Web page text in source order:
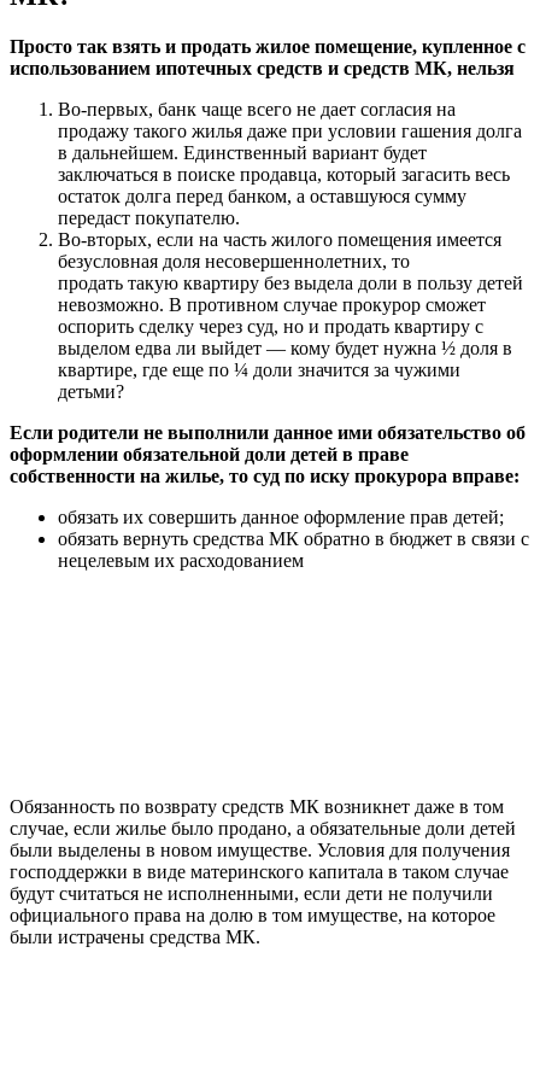
Просто так взять и продать жилое помещение, купленное с
использованием ипотечных средств и средств МК, нельзя
Во-первых, банк чаще всего не дает согласия на
продажу такого жилья даже при условии гашения долга
в дальнейшем. Единственный вариант будет
заключаться в поиске продавца, который загасить весь
остаток долга перед банком, а оставшуюся сумму
передаст покупателю.
Во-вторых, если на часть жилого помещения имеется
безусловная доля несовершеннолетних, то
продать такую квартиру без выдела доли в пользу детей
невозможно. В противном случае прокурор сможет
оспорить сделку через суд, но и продать квартиру с
выделом едва ли выйдет — кому будет нужна ½ доля в
квартире, где еще по ¼ доли значится за чужими
детьми?
Если родители не выполнили данное ими обязательство об
оформлении обязательной доли детей в праве
собственности на жилье, то суд по иску прокурора вправе:
обязать их совершить данное оформление прав детей;
обязать вернуть средства МК обратно в бюджет в связи с
нецелевым их расходованием
Обязанность по возврату средств МК возникнет даже в том
случае, если жилье было продано, а обязательные доли детей
были выделены в новом имуществе. Условия для получения
господдержки в виде материнского капитала в таком случае
будут считаться не исполненными, если дети не получили
официального права на долю в том имуществе, на которое
были истрачены средства МК.